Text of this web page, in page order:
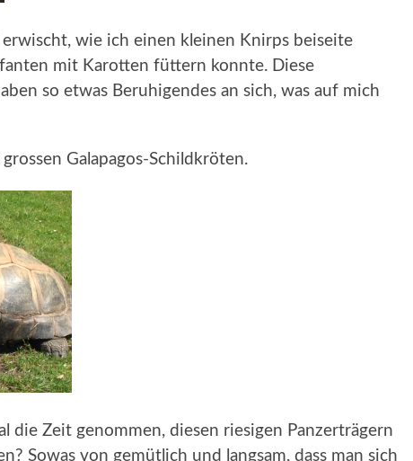
erwischt, wie ich einen kleinen Knirps beiseite
mit Karotten füttern konnte. Diese
so etwas Beruhigendes an sich, was auf mich
Galapagos-Schildkröten.
die Zeit genommen, diesen riesigen Panzerträgern
Sowas von gemütlich und langsam, dass man sich